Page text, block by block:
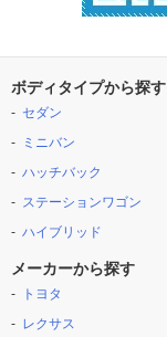
ボディタイプから探す
セダン
ミニバン
ハッチバック
ステーションワゴン
ハイブリッド
メーカーから探す
トヨタ
レクサス